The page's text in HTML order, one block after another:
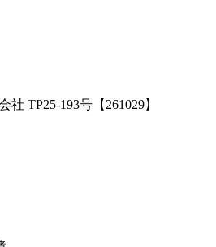
TP25-193号【261029】